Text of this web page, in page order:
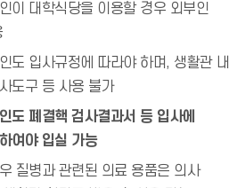
이 대학식당을 이용할 경우 외부인
도 입사규정에 따라야 하며, 생활관 내
도구 등 사용 불가
도 폐결핵 검사결과서 등 입사에
여야 입실 가능
질병과 관련된 의료 용품은 의사